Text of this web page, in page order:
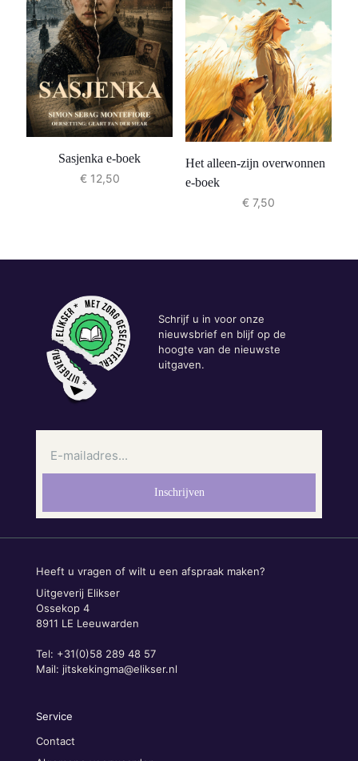
Sasjenka e-boek
€12,50
Het alleen-zijn overwonnen
e-boek
€7,50
Schrijf u in voor onze
nieuwsbrief en blijf op de
hoogte van de nieuwste
uitgaven.
Heeft u vragen of wilt u een afspraak maken?
Uitgeverij Elikser
Ossekop 4
8911 LE Leeuwarden
Tel: +31(0)58 289 48 57
Mail: jitskekingma@elikser.nl
Service
Contact